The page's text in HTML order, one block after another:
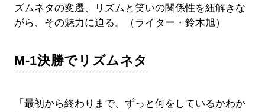
ズムネタの変遷、リズムと笑いの関係性を紐解きな
がら、その魅力に迫る。（ライター・鈴木旭）
M-1決勝でリズムネタ
「最初から終わりまで、ずっと何をしているかわか